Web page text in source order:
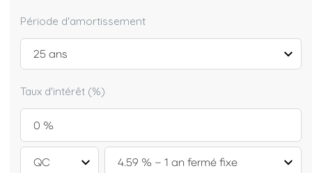
Période d'amortissement
Taux d'intérêt (%)